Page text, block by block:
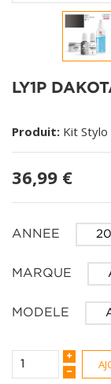
LY1P
Produit: Kit
36,99 €
ANNEE
MARQUE
MODELE